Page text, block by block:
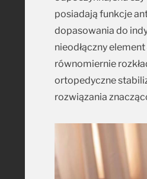
posiadają funkcje
dopasowania do
nieodłączny
równomiernie
ortopedyczne
rozwiązania